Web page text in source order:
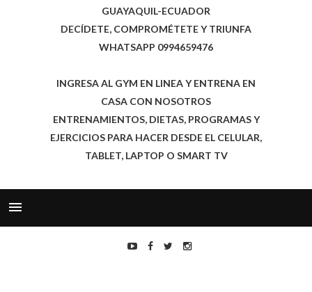
GUAYAQUIL-ECUADOR
DECÍDETE, COMPROMÉTETE Y TRIUNFA
WHATSAPP 0994659476
INGRESA AL GYM EN LINEA Y ENTRENA EN
CASA CON NOSOTROS
ENTRENAMIENTOS, DIETAS, PROGRAMAS Y
EJERCICIOS PARA HACER DESDE EL CELULAR,
TABLET, LAPTOP O SMART TV